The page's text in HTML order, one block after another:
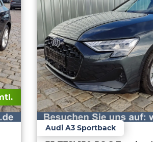
Audi A3 Sportback